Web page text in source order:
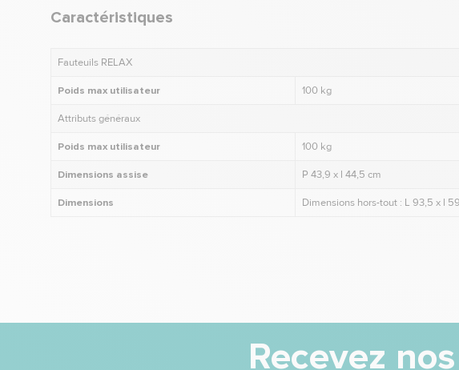
Caractéristiques
Fauteuils RELAX
Poids max utilisateur 100 kg
Attributs généraux
Poids max utilisateur 100 kg
Dimensions assise P 43,9 x l 44,5 cm
Dimensions Dimensions hors-tout : L 93,5 x l
Recevez